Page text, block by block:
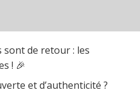
sont de retour : les
! 🎉
et d’authenticité ?